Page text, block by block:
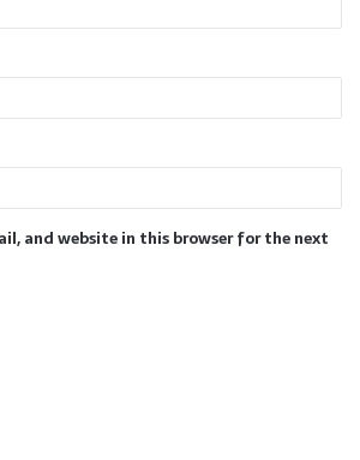
and website in this browser for the next